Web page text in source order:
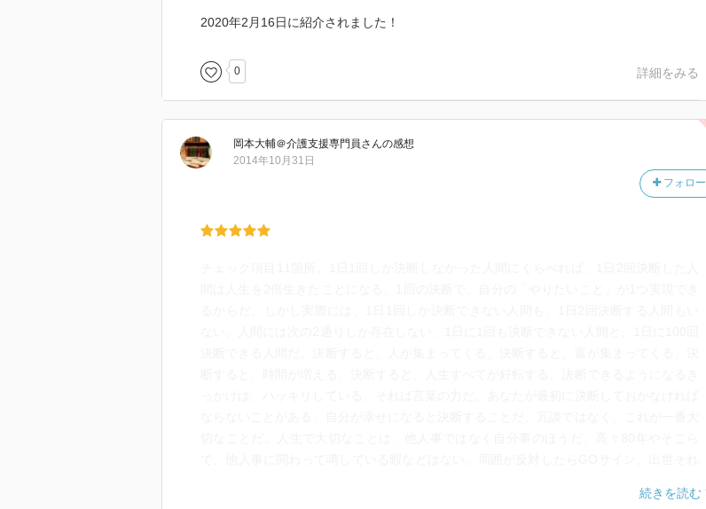
2020年2月16日に紹介されました！
0 詳細をみる
岡本大輔＠介護支援専門員さんの感想
フォロー
2014年10月31日
なくプライベートを含めた人生のすべてにおいて、遅刻するということは、幸せを遠ざけ